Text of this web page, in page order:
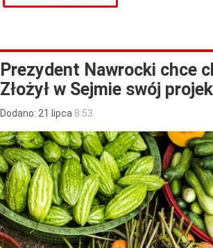
Prezydent Nawrocki chce
Złożył w Sejmie swój
Dodano: 21 lipca 8:53